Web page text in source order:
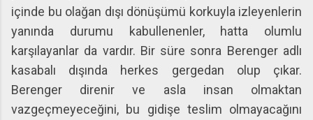
içinde bu olağan dışı dönüşümü korkuyla izleyenlerin
yanında durumu kabullenenler, hatta olumlu
karşılayanlar da vardır. Bir süre sonra Berenger adlı
kasabalı dışında herkes gergedan olup çıkar.
Berenger direnir ve asla insan olmaktan
vazgeçmeyeceğini, bu gidişe teslim olmayacağını